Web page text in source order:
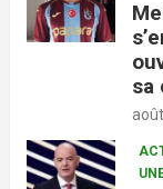
sa